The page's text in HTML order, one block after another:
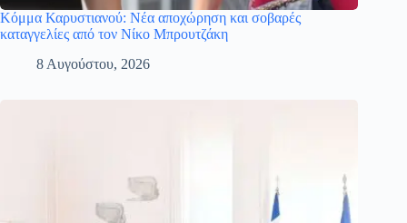
Κόμμα Καρυστιανού: Νέα αποχώρηση και σοβαρές
καταγγελίες από τον Νίκο Μπρουτζάκη
8 Αυγούστου, 2026